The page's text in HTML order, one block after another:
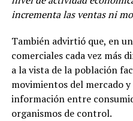
incrementa las ventas ni
También advirtió que, en
comerciales cada vez más
a la vista de la población
movimientos del mercado
información entre
organismos de control.